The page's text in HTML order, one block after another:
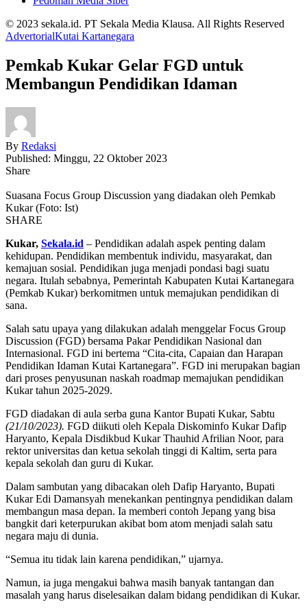
© 2023 sekala.id. PT Sekala Media Klausa. All Rights Reserved
AdvertorialKutai Kartanegara
Pemkab Kukar Gelar FGD untuk
Membangun Pendidikan Idaman
By Redaksi
Published: Minggu, 22 Oktober 2023
Share
Suasana Focus Group Discussion yang diadakan oleh Pemkab
Kukar (Foto: Ist)
SHARE
Kukar, Sekala.id – Pendidikan adalah aspek penting dalam
kehidupan. Pendidikan membentuk individu, masyarakat, dan
kemajuan sosial. Pendidikan juga menjadi pondasi bagi suatu
negara. Itulah sebabnya, Pemerintah Kabupaten Kutai Kartanegara
(Pemkab Kukar) berkomitmen untuk memajukan pendidikan di
sana.
Salah satu upaya yang dilakukan adalah menggelar Focus Group
Discussion (FGD) bersama Pakar Pendidikan Nasional dan
Internasional. FGD ini bertema “Cita-cita, Capaian dan Harapan
Pendidikan Idaman Kutai Kartanegara”. FGD ini merupakan bagian
dari proses penyusunan naskah roadmap memajukan pendidikan
Kukar tahun 2025-2029.
FGD diadakan di aula serba guna Kantor Bupati Kukar, Sabtu
(21/10/2023). FGD diikuti oleh Kepala Diskominfo Kukar Dafip
Haryanto, Kepala Disdikbud Kukar Thauhid Afrilian Noor, para
rektor universitas dan ketua sekolah tinggi di Kaltim, serta para
kepala sekolah dan guru di Kukar.
Dalam sambutan yang dibacakan oleh Dafip Haryanto, Bupati
Kukar Edi Damansyah menekankan pentingnya pendidikan dalam
membangun masa depan. Ia memberi contoh Jepang yang bisa
bangkit dari keterpurukan akibat bom atom menjadi salah satu
negara maju di dunia.
“Semua itu tidak lain karena pendidikan,” ujarnya.
Namun, ia juga mengakui bahwa masih banyak tantangan dan
masalah yang harus diselesaikan dalam bidang pendidikan di Kukar.